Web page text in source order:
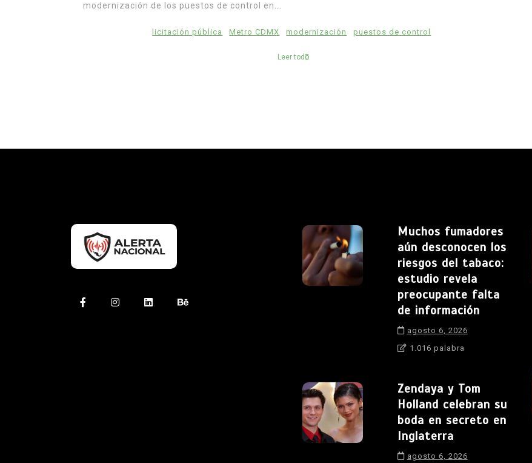
modernización de los puestos de control en...
licitación pública Metro CDMX modernización puestos de control
Leer todo
Muchos fumadores
aún desconocen los
riesgos del tabaco:
estudio revela
preocupante falta
de información
agosto 6, 2026
1.016 palabra
Zendaya y Tom
Holland celebran su
boda en secreto en
Inglaterra
agosto 6, 2026